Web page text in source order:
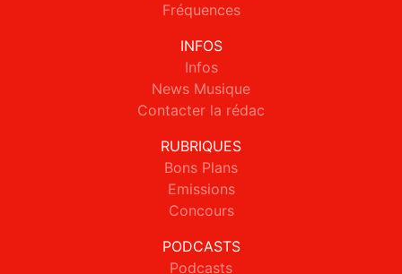
Fréquences
INFOS
Infos
News Musique
Contacter la rédac
RUBRIQUES
Bons Plans
Emissions
Concours
PODCASTS
Podcasts